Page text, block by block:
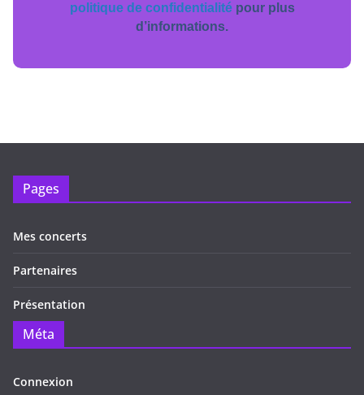
politique de confidentialitépour plus
d’informations.
Pages
Mes concerts
Partenaires
Présentation
Méta
Connexion